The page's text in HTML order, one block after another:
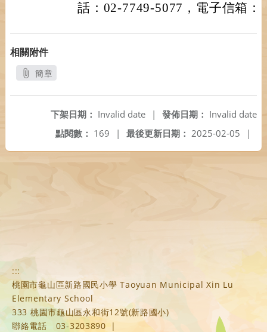
話：02-7749-5077，電子信箱：
相關附件
簡章
發佈日期： Invalid date
下架日期： Invalid date
|
最後更新日期： 2025-02-05 |
點閱數： 169 |
:::
桃園市龜山區新路國民小學 Taoyuan Municipal Xin Lu
Elementary School
333 桃園市龜山區永和街12號(新路國小)
聯絡電話
03-3203890
|